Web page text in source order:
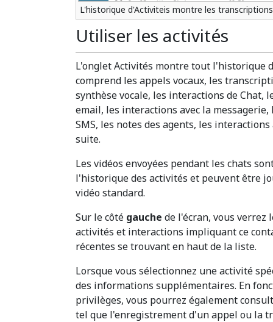
L'historique d'Activiteis montre les
Utiliser les activités
L'onglet Activités montre tout l'historique
comprend les appels vocaux, les
synthèse vocale, les interactions de Chat,
email, les interactions avec la
SMS, les notes des agents, les
suite.
Les vidéos envoyées pendant les chats
l'historique des activités et peuvent être
vidéo standard.
Sur le côté gauche de l'écran, vous verrez
activités et interactions impliquant ce
récentes se trouvant en haut de la liste.
Lorsque vous sélectionnez une activité
des informations supplémentaires. En
privilèges, vous pourrez également
tel que l'enregistrement d'un appel ou la